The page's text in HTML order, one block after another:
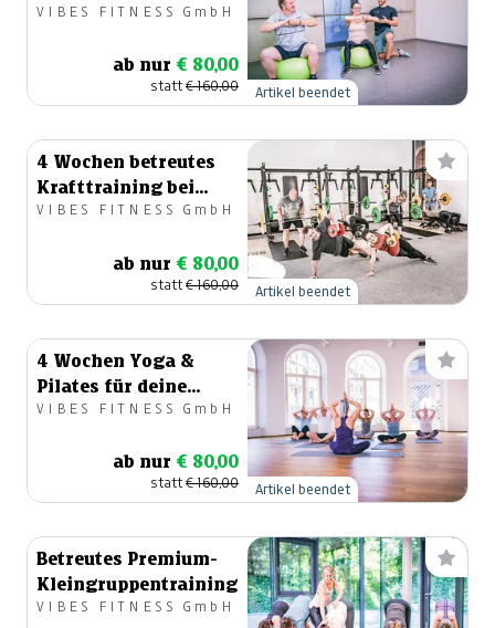
Kleingruppe
VIBES FITNESS GmbH
ab nur € 80,00
statt€ 160,00 Artikel beendet
4 Wochen betreutes
Krafttraining bei
VIBES FITNESS®
VIBES FITNESS GmbH
ab nur € 80,00
statt€ 160,00 Artikel beendet
4 Wochen Yoga &
Pilates für deine
Balance und
VIBES FITNESS GmbH
ab nur € 80,00
statt€ 160,00 Artikel beendet
Betreutes Premium-
Kleingruppentraining
VIBES FITNESS GmbH